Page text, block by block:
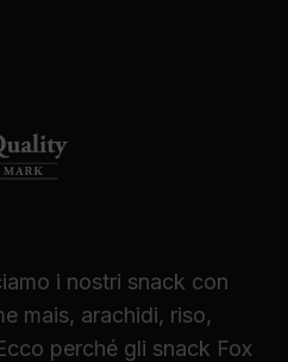
i nostri snack con
mais, arachidi, riso,
perché gli snack Fox